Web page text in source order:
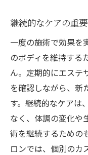
継続的なケアの重
一度の施術で効果を
のボディを維持する
ん。定期的にエステ
を確認しながら、新
す。継続的なケアは
なく、体調の変化や
術を継続するための
ロンでは、個別のカ